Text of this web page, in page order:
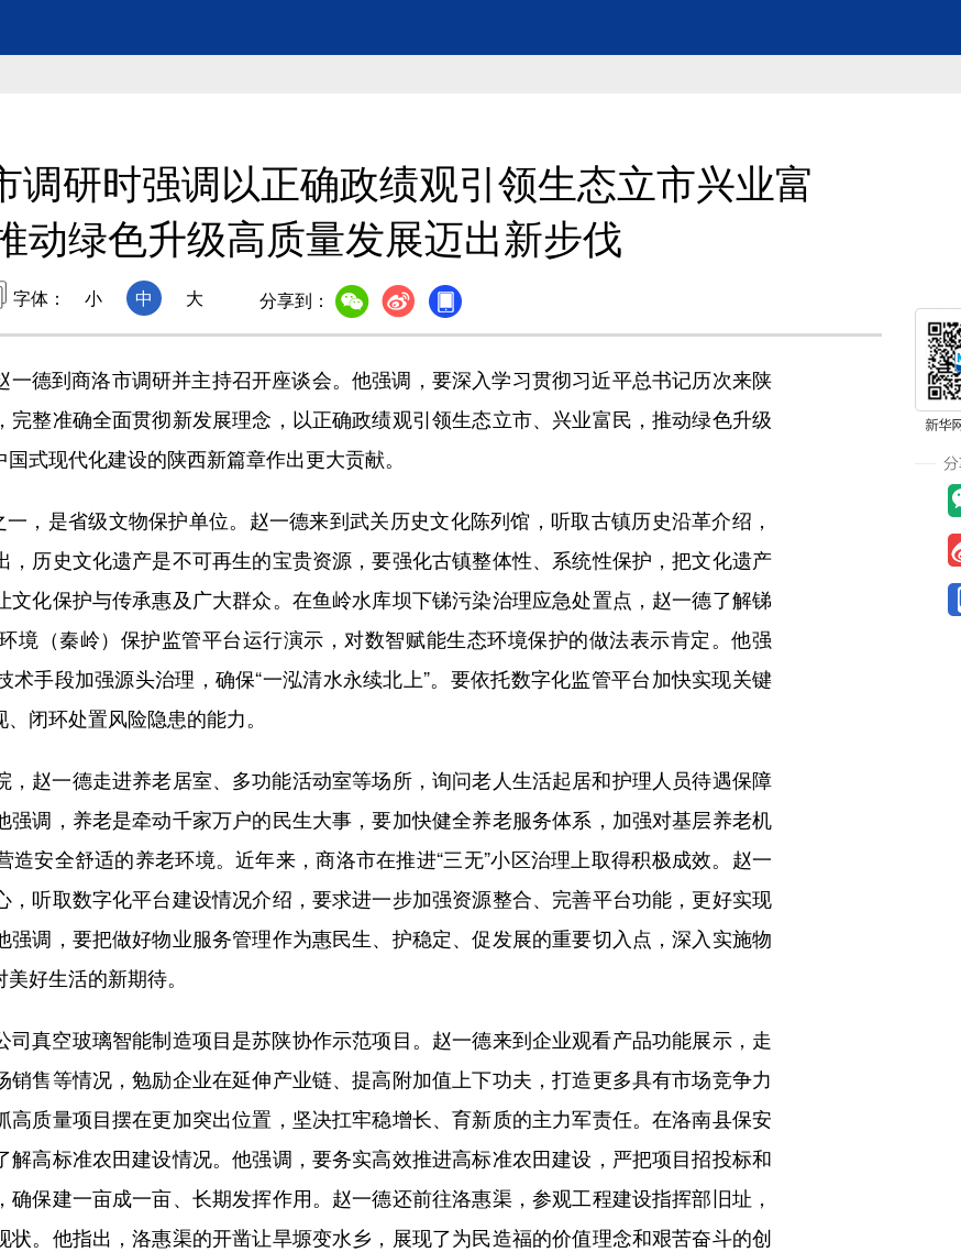
调研时强调以正确政绩观引领生态立市兴业富
动绿色升级高质量发展迈出新步伐
字体： 小 中 大 分享到：
德到商洛市调研并主持召开座谈会。他强调，要深入学习贯彻习近平总书记历次来陕
整准确全面贯彻新发展理念，以正确政绩观引领生态立市、兴业富民，推动绿色升级
式现代化建设的陕西新篇章作出更大贡献。
，是省级文物保护单位。赵一德来到武关历史文化陈列馆，听取古镇历史沿革介绍，
历史文化遗产是不可再生的宝贵资源，要强化古镇整体性、系统性保护，把文化遗产
化保护与传承惠及广大群众。在鱼岭水库坝下锑污染治理应急处置点，赵一德了解锑
境（秦岭）保护监管平台运行演示，对数智赋能生态环境保护的做法表示肯定。他强
手段加强源头治理，确保“一泓清水永续北上”。要依托数字化监管平台加快实现关键
闭环处置风险隐患的能力。
赵一德走进养老居室、多功能活动室等场所，询问老人生活起居和护理人员待遇保障
调，养老是牵动千家万户的民生大事，要加快健全养老服务体系，加强对基层养老机
安全舒适的养老环境。近年来，商洛市在推进“三无”小区治理上取得积极成效。赵一
听取数字化平台建设情况介绍，要求进一步加强资源整合、完善平台功能，更好实现
调，要把做好物业服务管理作为惠民生、护稳定、促发展的重要切入点，深入实施物
好生活的新期待。
真空玻璃智能制造项目是苏陕协作示范项目。赵一德来到企业观看产品功能展示，走
售等情况，勉励企业在延伸产业链、提高附加值上下功夫，打造更多具有市场竞争力
质量项目摆在更加突出位置，坚决扛牢稳增长、育新质的主力军责任。在洛南县保安
高标准农田建设情况。他强调，要务实高效推进高标准农田建设，严把项目招投标和
保建一亩成一亩、长期发挥作用。赵一德还前往洛惠渠，参观工程建设指挥部旧址，
。他指出，洛惠渠的开凿让旱塬变水乡，展现了为民造福的价值理念和艰苦奋斗的创